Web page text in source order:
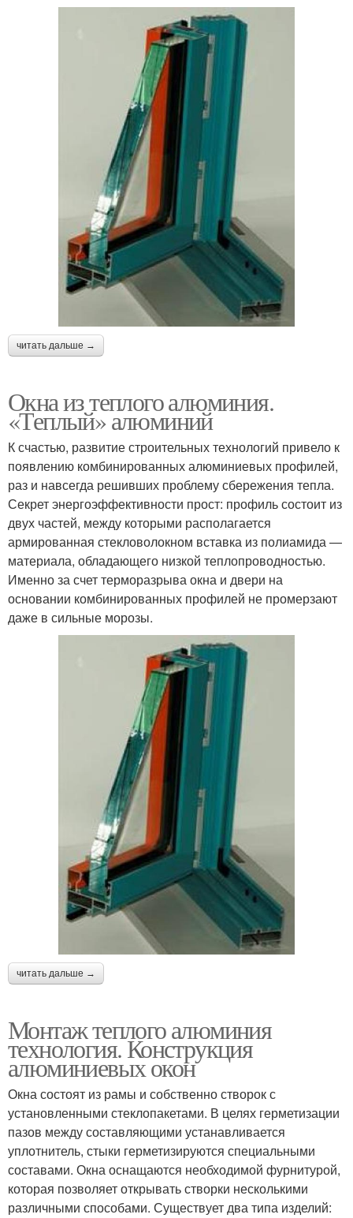
читать дальше →
Окна из теплого алюминия.
«Теплый» алюминий
К счастью, развитие строительных технологий привело к
появлению комбинированных алюминиевых профилей,
раз и навсегда решивших проблему сбережения тепла.
Секрет энергоэффективности прост: профиль состоит из
двух частей, между которыми располагается
армированная стекловолокном вставка из полиамида —
материала, обладающего низкой теплопроводностью.
Именно за счет терморазрыва окна и двери на
основании комбинированных профилей не промерзают
даже в сильные морозы.
читать дальше →
Монтаж теплого алюминия
технология. Конструкция
алюминиевых окон
Окна состоят из рамы и собственно створок с
установленными стеклопакетами. В целях герметизации
пазов между составляющими устанавливается
уплотнитель, стыки герметизируются специальными
составами. Окна оснащаются необходимой фурнитурой,
которая позволяет открывать створки несколькими
различными способами. Существует два типа изделий: